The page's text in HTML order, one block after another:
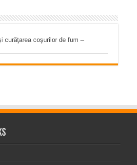
curăţarea coşurilor de fum –